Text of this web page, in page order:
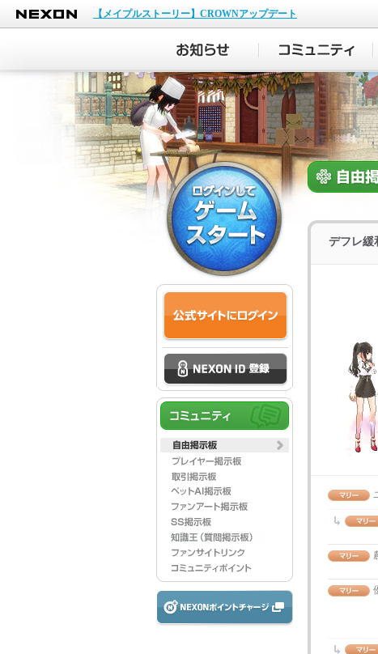
NEXON
【メイプルストーリー】CROWNアップデート
デフレ緩